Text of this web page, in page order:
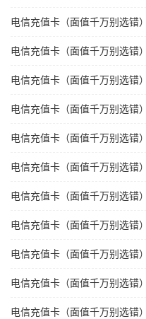
电信充值卡（面值千万别选错
电信充值卡（面值千万别选错
电信充值卡（面值千万别选错
电信充值卡（面值千万别选错
电信充值卡（面值千万别选错
电信充值卡（面值千万别选错
电信充值卡（面值千万别选错
电信充值卡（面值千万别选错
电信充值卡（面值千万别选错
电信充值卡（面值千万别选错
电信充值卡（面值千万别选错